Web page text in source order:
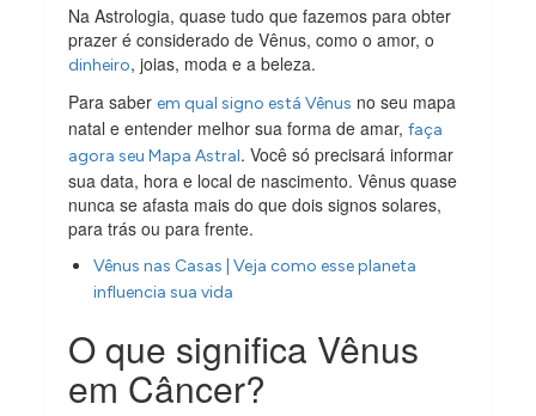
Na Astrologia, quase tudo que fazemos para obter
prazer é considerado de Vênus, como o amor, o
dinheiro, joias, moda e a beleza.
Para saberem qual signo está Vênus no seu mapa
natal e entender melhor sua forma de amar,faça
agora seu Mapa Astral. Você só precisará informar
sua data, hora e local de nascimento. Vênus quase
nunca se afasta mais do que dois signos solares,
para trás ou para frente.
Vênus nas Casas | Veja como esse planeta
influencia sua vida
O que significa Vênus
em Câncer?